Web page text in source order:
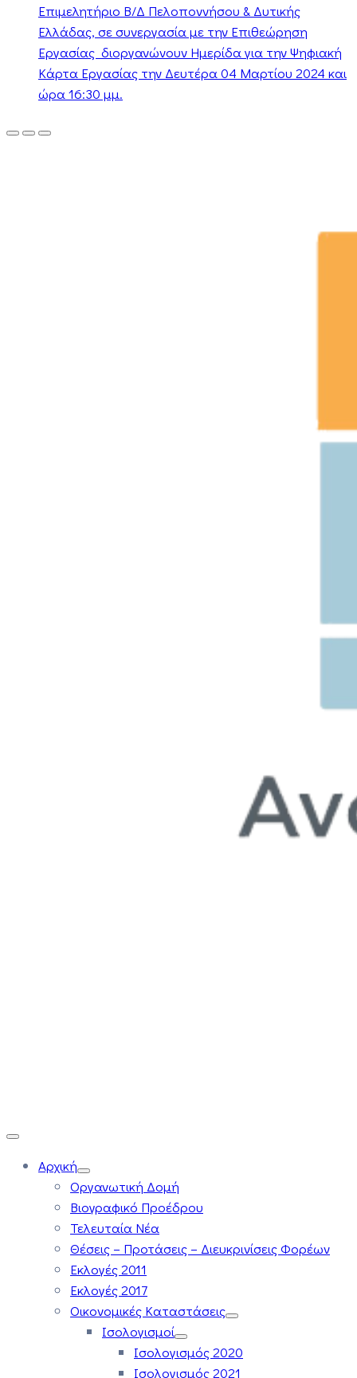
Επιμελητήριο Β/Δ Πελοποννήσου & Δυτικής
Ελλάδας, σε συνεργασία με την Επιθεώρηση
Εργασίας διοργανώνουν Ημερίδα για την Ψηφιακή
Κάρτα Εργασίας την Δευτέρα 04 Μαρτίου 2024 και
ώρα 16:30 μμ.
Αρχική
Οργανωτική Δομή
Βιογραφικό Προέδρου
Τελευταία Νέα
Θέσεις – Προτάσεις – Διευκρινίσεις Φορέων
Εκλογές 2011
Εκλογές 2017
Οικονομικές Καταστάσεις
Ισολογισμοί
Ισολογισμός 2020
Ισολογισμός 2021